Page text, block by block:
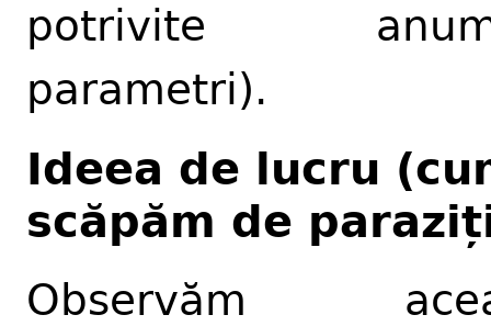
potrivite
parametri).
Ideea de lucru
scăpăm de
Observăm